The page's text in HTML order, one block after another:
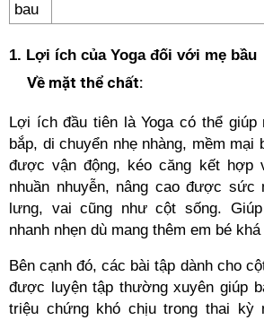
1. Lợi ích của Yoga đối với mẹ bầu
Về mặt thể chất:
Lợi ích đầu tiên là Yoga có thể giúp
bắp, di chuyển nhẹ nhàng, mềm
được vận động, kéo căng kết hợp
nhuần nhuyễn, nâng cao được sức
lưng, vai cũng như cột sống.
nhanh nhẹn dù mang thêm em bé khá
Bên cạnh đó, các bài tập dành cho
được luyện tập thường xuyên giúp
triệu chứng khó chịu trong thai kỳ